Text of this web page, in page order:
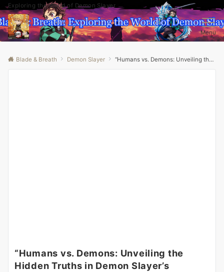
Exploring the World of Demon Slayer
Menu
Blade & Breath Demon Slayer “Humans vs. Demons: Unveiling the Hidden Truths in Demon Slayer’s Duality!”
“Humans vs. Demons: Unveiling the
Hidden Truths in Demon Slayer’s